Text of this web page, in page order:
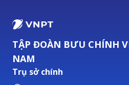
TẬP ĐOÀN BƯU CHÍNH
NAM
Trụ sở chính